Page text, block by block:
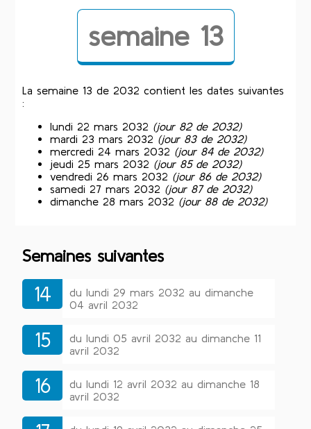
semaine 13
La semaine 13 de 2032 contient les dates suivantes
:
lundi 22 mars 2032 (jour 82 de 2032)
mardi 23 mars 2032 (jour 83 de 2032)
mercredi 24 mars 2032 (jour 84 de 2032)
jeudi 25 mars 2032 (jour 85 de 2032)
vendredi 26 mars 2032 (jour 86 de 2032)
samedi 27 mars 2032 (jour 87 de 2032)
dimanche 28 mars 2032 (jour 88 de 2032)
Semaines suivantes
14
du lundi 29 mars 2032 au dimanche
04 avril 2032
15
du lundi 05 avril 2032 au dimanche 11
avril 2032
16
du lundi 12 avril 2032 au dimanche 18
avril 2032